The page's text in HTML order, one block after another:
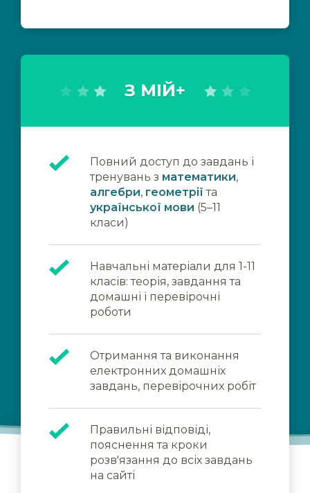
З МІЙ+
Повний доступ до завдань і
тренувань з математики,
алгебри, геометрії та
української мови (5–11
класи)
Навчальні матеріали для 1-11
класів: теорія, завдання та
домашні і перевірочні
роботи
Отримання та виконання
електронних домашніх
завдань, перевірочних робіт
Правильні відповіді,
пояснення та кроки
розв'язання до всіх завдань
на сайті